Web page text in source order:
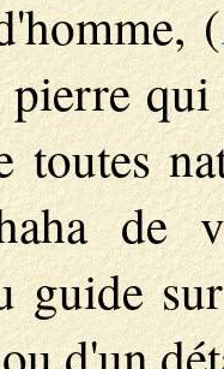
(
pierre
toutes
de
guide